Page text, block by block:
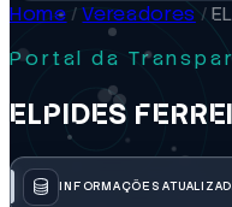
Home / Vereadores /
Portal da
ELPIDES
INFORMAÇÕES